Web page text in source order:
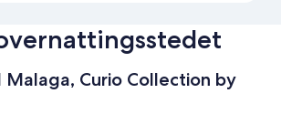
Curio Collection by